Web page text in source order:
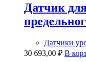
Датчик
Датчики
30 693,00 ₽ В